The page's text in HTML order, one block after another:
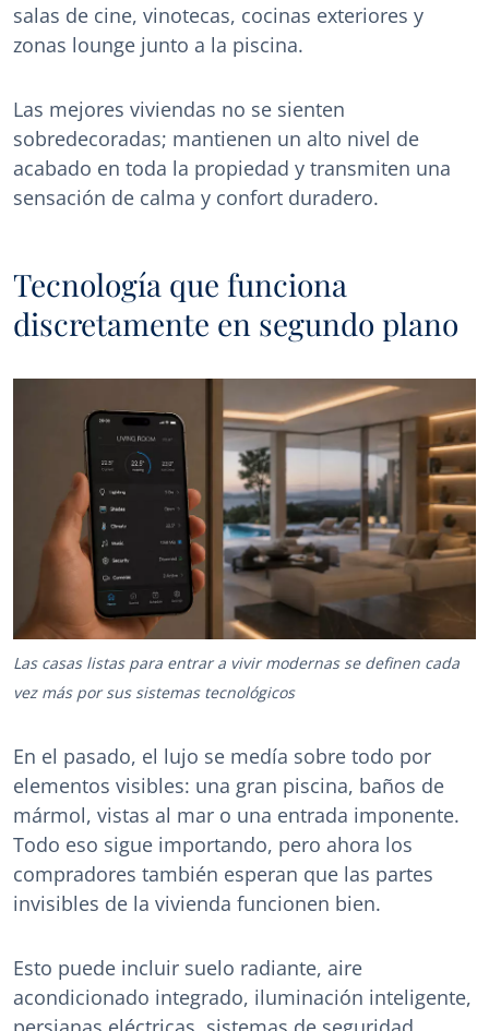
salas de cine, vinotecas, cocinas exteriores y
zonas lounge junto a la piscina.
Las mejores viviendas no se sienten
sobredecoradas; mantienen un alto nivel de
acabado en toda la propiedad y transmiten una
sensación de calma y confort duradero.
Tecnología que funciona
discretamente en segundo plano
Las casas listas para entrar a vivir modernas se definen cada
vez más por sus sistemas tecnológicos
En el pasado, el lujo se medía sobre todo por
elementos visibles: una gran piscina, baños de
mármol, vistas al mar o una entrada imponente.
Todo eso sigue importando, pero ahora los
compradores también esperan que las partes
invisibles de la vivienda funcionen bien.
Esto puede incluir suelo radiante, aire
acondicionado integrado, iluminación inteligente,